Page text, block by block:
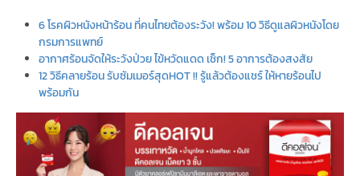
6 โรคผิวหนังหน้าร้อน ที่คนไทยต้องระวัง! พร้อม 10 วิธีดูแลผิวหนังโดย
กรมการแพทย์
อากาศร้อนจัดให้ระวังป่วย ไข้หวัดแดด เช็ก! 5 อาการต้องสงสัย
12 วิธีคลายร้อน รับซัมเมอร์สุดHOT !! รู้แล้วต้องแชร์ ให้หายร้อนไป
พร้อมกัน